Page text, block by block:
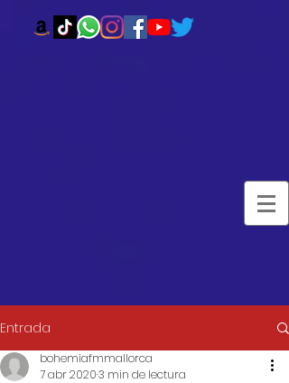
Entrada
bohemiafmmallorca
7 abr 20203 min de lectura